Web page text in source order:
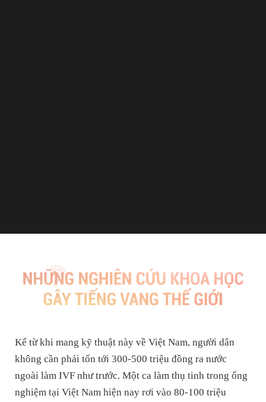
Kể từ khi mang kỹ thuật này về Việt Nam, người dân
không cần phải tốn tới 300-500 triệu đồng ra nước
ngoài làm IVF như trước. Một ca làm thụ tinh trong ống
nghiệm tại Việt Nam hiện nay rơi vào 80-100 triệu